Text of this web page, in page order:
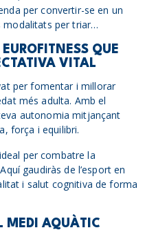
per convertir-se en un
modalitats per triar…
QUE
VITAL
per fomentar i millorar
més adulta. Amb el
autonomia mitjançant
força i equilibri.
per combatre la
gaudiràs de l’esport en
i salut cognitiva de forma
MEDI AQUÀTIC